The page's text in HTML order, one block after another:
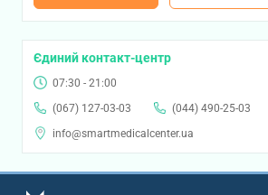
Єдиний контакт-центр
07:30 - 21:00
(067) 127-03-03
(044) 490-25-03
info@smartmedicalcenter.ua